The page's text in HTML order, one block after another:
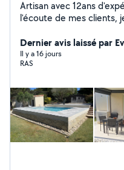
Artisan avec 12ans
l'écoute de mes clients,
donc pas à me
Dernier avis laissé par
Il y a 16 jours
RAS